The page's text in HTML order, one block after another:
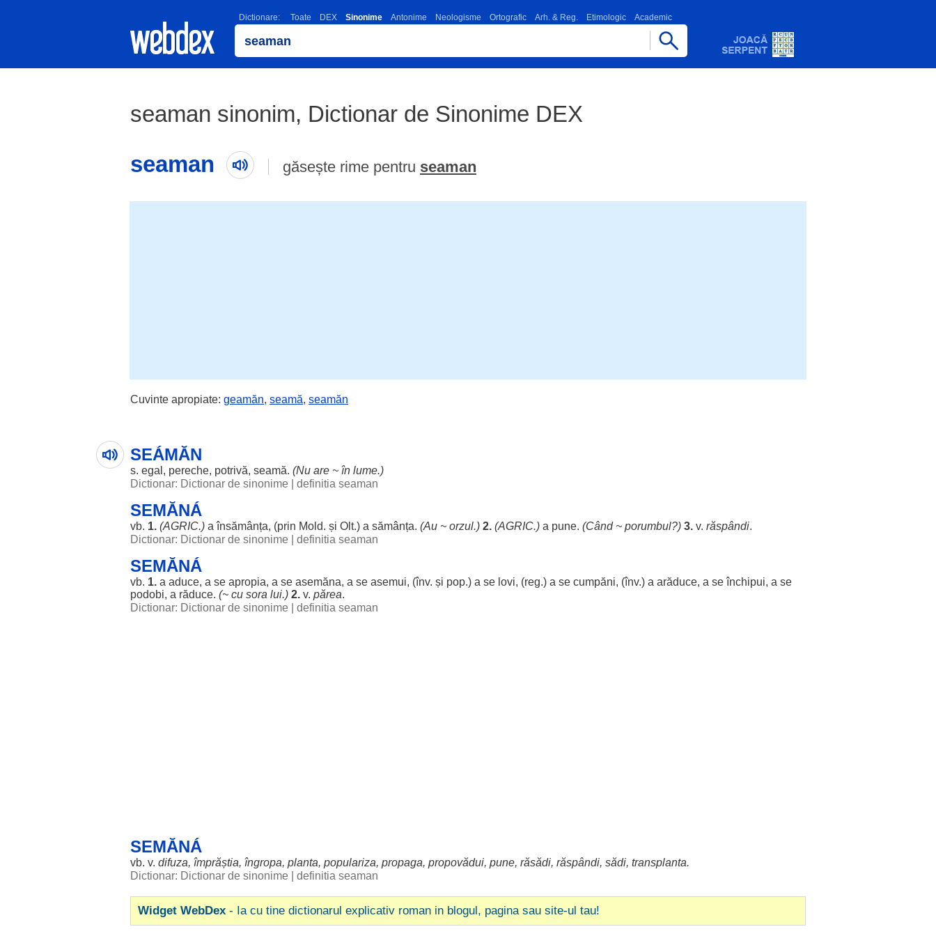
Dictionare: Toate DEX Sinonime Antonime Neologisme Ortografic Arh. & Reg. Etimologic Academic
seaman sinonim, Dictionar de Sinonime DEX
seaman
găsește rime pentru seaman
Cuvinte apropiate: geamăn, seamă, seamăn
SEÁMĂN
s. egal , pereche, potrivă, seamă. (Nu are ~ în lume.)
Dictionar: Dictionar de sinonime
definitia seaman
SEMĂNÁ
vb. 1. (AGRIC.) aînsămânța, (prin Mold. și Olt.) a sămânța. (Au ~ orzul.) 2. (AGRIC.) a pune. (Când~ porumbul?) 3. v. răspândi.
Dictionar: Dictionar de sinonime
definitia seaman
SEMĂNÁ
vb. 1. a aduce, a se apropia, a se asemăna, a se asemui, (înv. și pop.) a se lovi, (reg.) a se cumpăni, (înv.) a arăduce, a seînchipui, a se
podobi, a răduce. (~ cu sora lui.) 2. v. părea.
Dictionar: Dictionar de sinonime
definitia seaman
SEMĂNÁ
vb. v. difuza, împrăștia, îngropa, planta, populariza, propaga, propovădui, pune, răsădi, răspândi, sădi, transplanta.
Dictionar: Dictionar de sinonime
definitia seaman
Widget WebDex - Ia cu tine dictionarul explicativ roman in blogul, pagina sau site-ul tau!